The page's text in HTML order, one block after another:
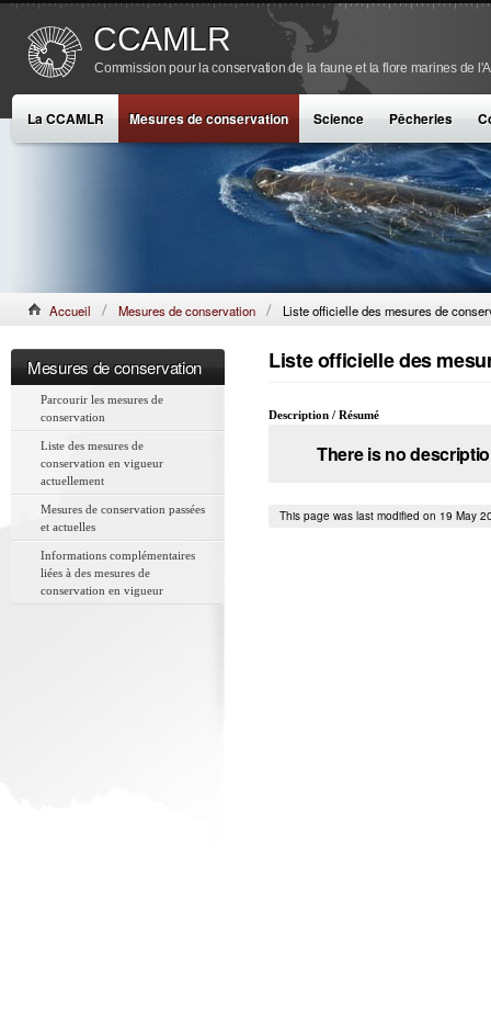
CCAMLR
Commission pour la conservation de la faune et la flore marines de
La CCAMLR Mesures de conservation Science Pêcheries
Accueil Mesures de conservation Liste officielle des mesures de
Mesures de conservation
Parcourir les mesures de
conservation
Liste des mesures de
conservation en vigueur
actuellement
Mesures de conservation passées
et actuelles
Informations complémentaires
liées à des mesures de
conservation en vigueur
Liste officielle des
Description / Résumé
There is no
This page was last modified on 19 May